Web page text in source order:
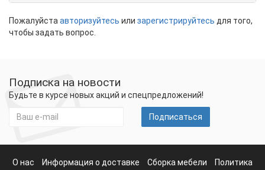
Пожалуйста авторизуйтесь или зарегистрируйтесь для того,
чтобы задать вопрос.
Подписка на новости
Будьте в курсе новых акций и спецпредложений!
Подписаться
О нас Информация о доставке Сборка мебели
Политика